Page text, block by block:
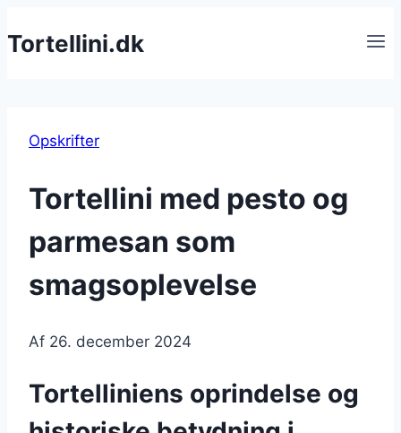
til
Tortellini.dk
Opskrifter
Tortellini med pesto og
parmesan som
smagsoplevelse
Af 26. december 2024
Tortelliniens oprindelse og